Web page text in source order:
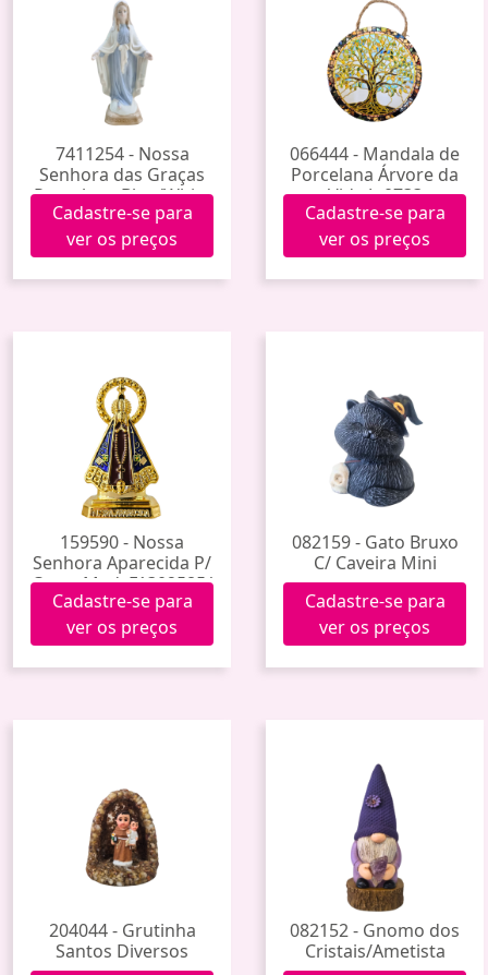
7411254 - Nossa
Senhora das Graças
Porcelana Blue/White
21cm Jy231011 (36)
Cadastre-se para
ver os preços
066444 - Mandala de
Porcelana Árvore da
Vida Jp0733
Cadastre-se para
ver os preços
159590 - Nossa
Senhora Aparecida P/
Carro Med. F1302585/
F1302588
Cadastre-se para
ver os preços
082159 - Gato Bruxo
C/ Caveira Mini
Cadastre-se para
ver os preços
204044 - Grutinha
Santos Diversos
082152 - Gnomo dos
Cristais/Ametista